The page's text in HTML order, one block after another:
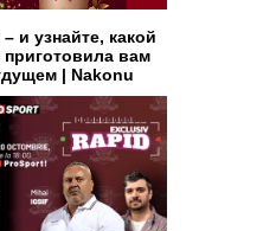
и узнайте, какой
вам
| Nakonu